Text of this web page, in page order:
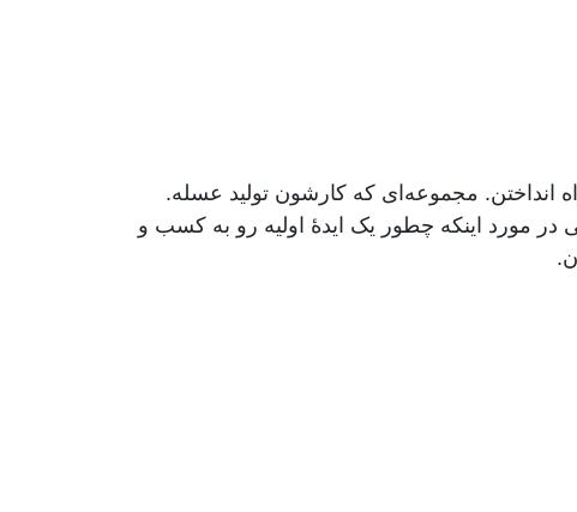
انداختن. مجموعه‌ای که کارشون تولید عسله.
در مورد اینکه چطور یک ایدۀ اولیه رو به کسب و